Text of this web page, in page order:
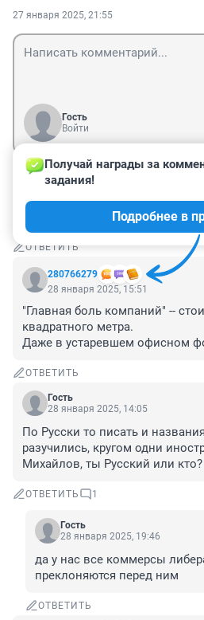
27 января 2025, 21:55
Гость
Войти
Гость
Действительно, очень
ОТВЕТИТЬ
280766279
Получай награды за
задания!
Подробнее в
28 января 2025, 15:51
"Главная боль компаний" --
квадратного метра.
Даже в устаревшем офисном
ОТВЕТИТЬ
Гость
28 января 2025, 14:05
По Русски то писать и
разучились, кругом одни
Михайлов, ты Русский или кто?
ОТВЕТИТЬ 1
Гость
28 января 2025, 19:46
да у нас все коммерсы
преклоняются перед ним
ОТВЕТИТЬ